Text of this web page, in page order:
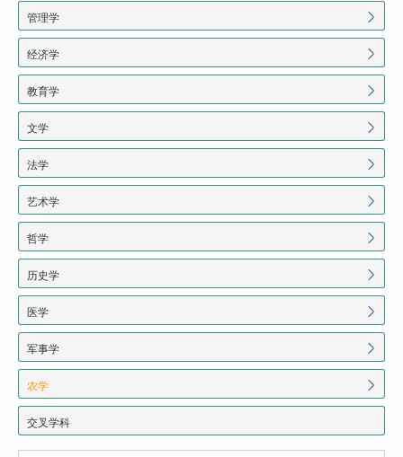
管理学
经济学
教育学
文学
法学
艺术学
哲学
历史学
医学
军事学
农学
交叉学科